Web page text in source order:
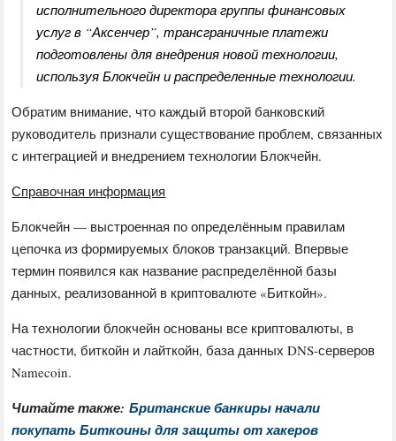
исполнительного директора группы финансовых
услуг в “Аксенчер”, трансграничные платежи
подготовлены для внедрения новой технологии,
используя Блокчейн и распределенные технологии.
Обратим внимание, что каждый второй банковский
руководитель признали существование проблем, связанных
с интеграцией и внедрением технологии Блокчейн.
Справочная информация
Блокчейн — выстроенная по определённым правилам
цепочка из формируемых блоков транзакций. Впервые
термин появился как название распределённой базы
данных, реализованной в криптовалюте «Биткойн».
На технологии блокчейн основаны все криптовалюты, в
частности, биткойн и лайткойн, база данных DNS-серверов
Namecoin.
Читайте также:Британские банкиры начали
покупать Биткоины для защиты от хакеров